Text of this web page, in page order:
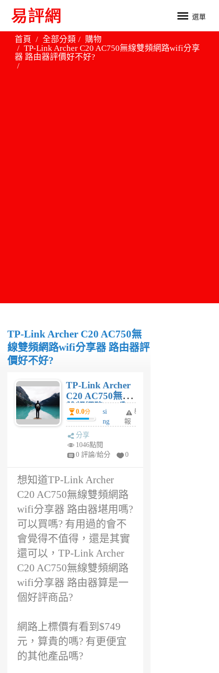
選單
首頁 全部分類
購物
TP-Link Archer C20 AC750無線雙頻網路wifi分享
器 路由器評價好不好?
TP-Link Archer C20 AC750無
線雙頻網路wifi分享器 路由器評
價好不好?
TP-Link Archer
C20 AC750無線
雙頻網路wifi分
享器 路由器評價
好不好?
0.0分
si
ng
前
舉
報
分享
1046點閱
0 評論/給分
0
想知道TP-Link Archer
C20 AC750無線雙頻網路
wifi分享器 路由器堪用嗎?
可以買嗎? 有用過的會不
會覺得不值得，還是其實
還可以，TP-Link Archer
C20 AC750無線雙頻網路
wifi分享器 路由器算是一
個好評商品?
網路上標價有看到$749
元，算貴的嗎? 有更便宜
的其他產品嗎?